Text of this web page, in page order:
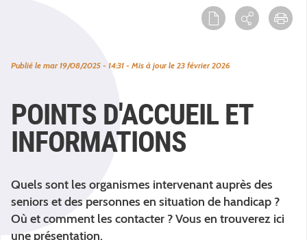
Publié le mar 19/08/2025 - 14:31 - Mis à jour le 23 février 2026
POINTS D'ACCUEIL ET
INFORMATIONS
Quels sont les organismes intervenant auprès des
seniors et des personnes en situation de handicap ?
Où et comment les contacter ? Vous en trouverez ici
une présentation.